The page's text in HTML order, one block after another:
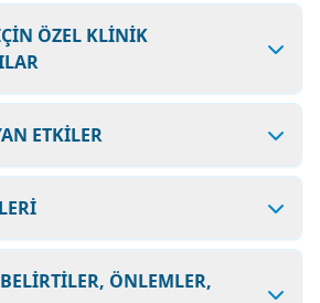
ÖZEL KLİNİK
ETKİLER
ÖNLEMLER,